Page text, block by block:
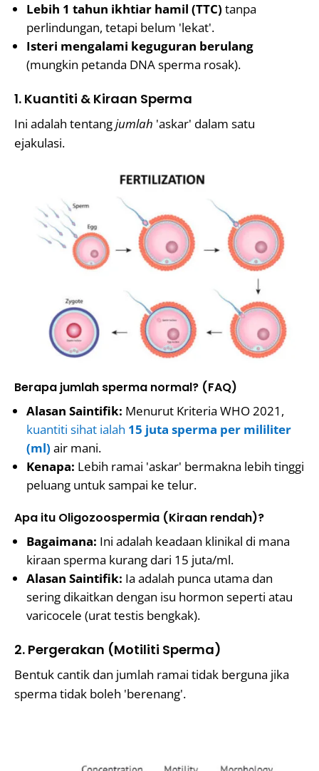
Lebih 1 tahun ikhtiar hamil (TTC) tanpa
perlindungan, tetapi belum 'lekat'.
Isteri mengalami keguguran berulang
(mungkin petanda DNA sperma rosak).
1. Kuantiti & Kiraan Sperma
Ini adalah tentangjumlah 'askar' dalam satu
ejakulasi.
Berapa jumlah sperma normal? (FAQ)
Alasan Saintifik: Menurut Kriteria WHO 2021,
kuantiti sihat ialah 15 juta sperma per mililiter
(ml) air mani.
Kenapa: Lebih ramai 'askar' bermakna lebih tinggi
peluang untuk sampai ke telur.
Apa itu Oligozoospermia (Kiraan rendah)?
Bagaimana: Ini adalah keadaan klinikal di mana
kiraan sperma kurang dari 15 juta/ml.
Alasan Saintifik: Ia adalah punca utama dan
sering dikaitkan dengan isu hormon seperti atau
varicocele (urat testis bengkak).
2. Pergerakan (Motiliti Sperma)
Bentuk cantik dan jumlah ramai tidak berguna jika
sperma tidak boleh 'berenang'.